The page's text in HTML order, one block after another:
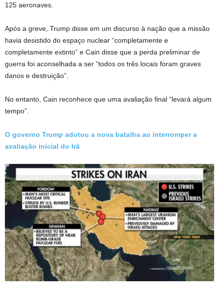
125 aeronaves.
Após a greve, Trump disse em um discurso à nação que a missão
havia desistido do espaço nuclear “completamente e
completamente extinto” e Cain disse que a perda preliminar de
guerra foi aconselhada a ser “todos os três locais foram graves
danos e destruição”.
No entanto, Cain reconhece que uma avaliação final “levará algum
tempo”.
O governo Trump adotou a nova batalha ao interromper a
avaliação inicial do Irã